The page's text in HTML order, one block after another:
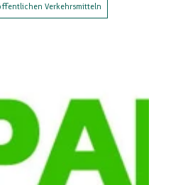
Verkehrsmitteln